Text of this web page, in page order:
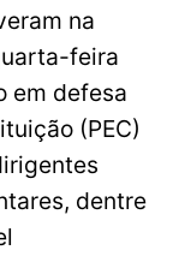
na
feira
em defesa
(PEC)
dentre